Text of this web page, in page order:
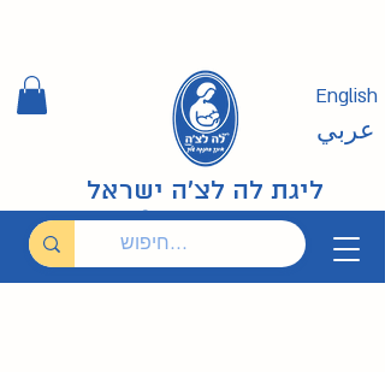
ליגת לה לצ'ה ישראל
English
عربي